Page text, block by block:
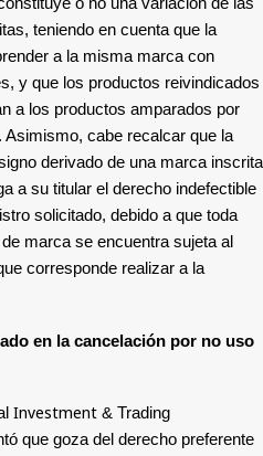
teniendo en cuenta que la
a la misma marca con
y que los productos reivindicados
a los productos amparados por
Asimismo, cabe recalcar que la
derivado de una marca inscrita
a su titular el derecho indefectible
solicitado, debido a que toda
marca se encuentra sujeta al
corresponde realizar a la
en la cancelación por no uso
Investment & Trading
que goza del derecho preferente